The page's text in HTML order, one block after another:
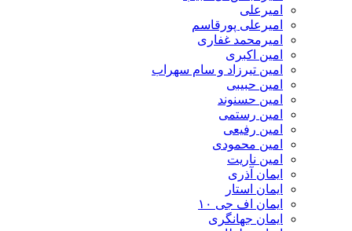
امیرعلی
امیرعلی پورقاسم
امیرمحمد غفاری
امین اکبری
امین تیرزاد و سام سهراب
امین حبیبی
امین حسنوند
امین رستمی
امین رفیعی
امین محمودی
امین ناریت
ایمان آذری
ایمان استار
ایمان اف جی ۱۰
ایمان جهانگری